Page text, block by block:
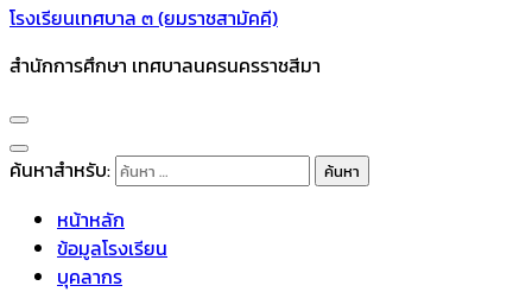
โรงเรียนเทศบาล ๓ (ยมราชสามัคคี)
สำนักการศึกษา เทศบาลนครนครราชสีมา
ค้นหาสำหรับ:
หน้าหลัก
ข้อมูลโรงเรียน
บุคลากร